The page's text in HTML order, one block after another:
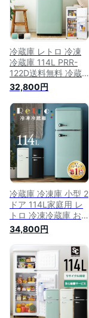
冷蔵庫 レトロ 冷凍
冷蔵庫 114L PRR-
122D送料無料 冷蔵
庫 冷凍庫 おしゃれ
かわいい レトロ キ
ッチン家電 生活家電
新生活 一人暮らし 1
人暮らし ひとり暮ら
し パステルカラー
ブラック オフホワイ
ト ライトグリーン
【D】
32,800円
冷蔵庫 冷凍庫 小型 2
ドア 114L家庭用 レ
トロ 冷凍冷蔵庫 お
しゃれ かわいい レ
トロ デザイン 新生
活 一人暮らし 1人暮
らし ひとり暮らし
パステルカラー ブラ
ック オフホワイト
ライトグリーン
PRR-122D
34,800円